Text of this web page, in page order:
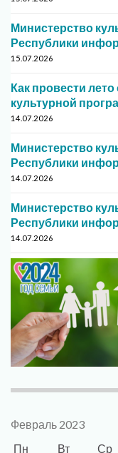
Министерство
Республики
15.07.2026
Как провести
культурной
14.07.2026
Министерство
Республики
14.07.2026
Министерство
Республики
14.07.2026
Февраль 2023
Пн
Вт Ср